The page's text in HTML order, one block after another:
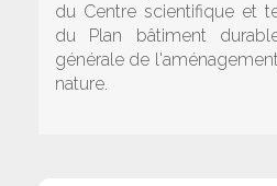
du Centre scientifique et
du Plan bâtiment
générale de
nature.